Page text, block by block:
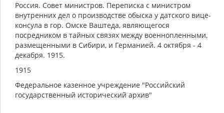
Россия. Совет министров. Переписка с министром
внутренних дел о производстве обыска у датского вице-
консула в гор. Омске Ваштеда, являющегося
посредником в тайных связях между военнопленными,
размещенными в Сибири, и Германией. 4 октября - 4
декабря. 1915.
1915
Федеральное казенное учреждение "Российский
государственный исторический архив"